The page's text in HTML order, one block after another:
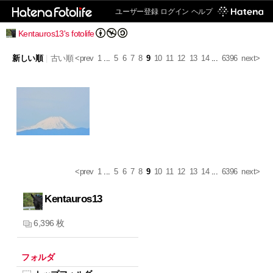
ユーザー登録 ログイン ヘルプ
Kentauros13's fotolife
<prev 1... 5 6 7 8 9 10 11 12 13 14... 6396 next>
新しい順 古い順
<prev 1... 5 6 7 8 9 10 11 12 13 14... 6396 next>
Kentauros13
6,396 枚
フォルダ